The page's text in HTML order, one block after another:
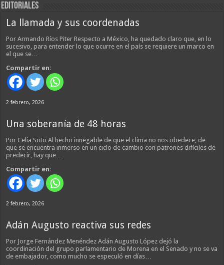
EDITORIALES
La llamada y sus coordenadas
Por Armando Ríos Piter Respecto a México, ha quedado claro que, en lo
sucesivo, para entender lo que ocurre en el país se requiere un marco en
el que se…
Compartir en:
2 febrero, 2026
Una soberanía de 48 horas
Por Celia Soto Al hecho innegable de que el clima no nos obedece, de
que se encuentra inmerso en un ciclo de cambio con patrones difíciles de
predecir, hay que…
Compartir en:
2 febrero, 2026
Adán Augusto reactiva sus redes
Por Jorge Fernández Menéndez Adán Augusto López dejó la
coordinación del grupo parlamentario de Morena en el Senado y no se va
de embajador, como mucho se especuló en días…